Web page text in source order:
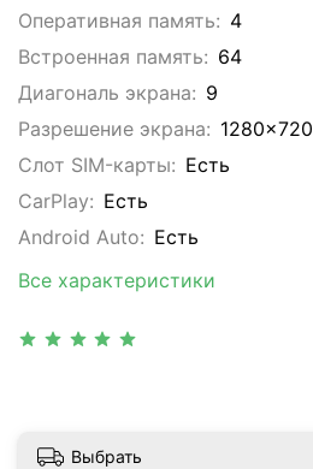
Оперативная память: 4
Встроенная память: 64
Диагональ экрана: 9
Разрешение экрана: 1280x720
Слот SIM-карты: Eсть
CarPlay: Есть
Android Auto: Есть
Все характеристики
Выбрать